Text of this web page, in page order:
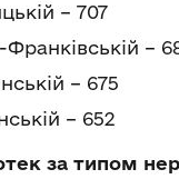
– 707
Франківській –
– 675
– 652
за типом